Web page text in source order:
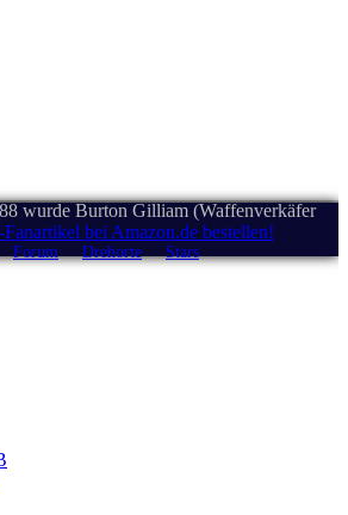
wurde Burton Gilliam (Waffenverkäfer
bei Amazon.de bestellen!
Forum Drehorte Stars